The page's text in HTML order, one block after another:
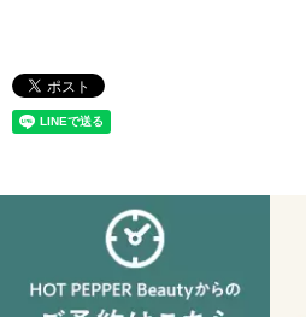
Copyright © Leanana（レアナナ